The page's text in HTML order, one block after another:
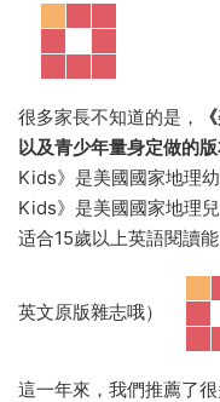
很多家長不知道的是，
以及青少年量身定做的
Kids》是美國國家地理
Kids》是美國國家地理
适合15歲以上英語閱讀
英文原版雜志哦）
這一年來，我們推薦了